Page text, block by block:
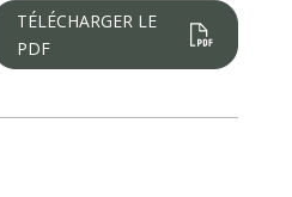
TÉLÉCHARGER LE
PDF